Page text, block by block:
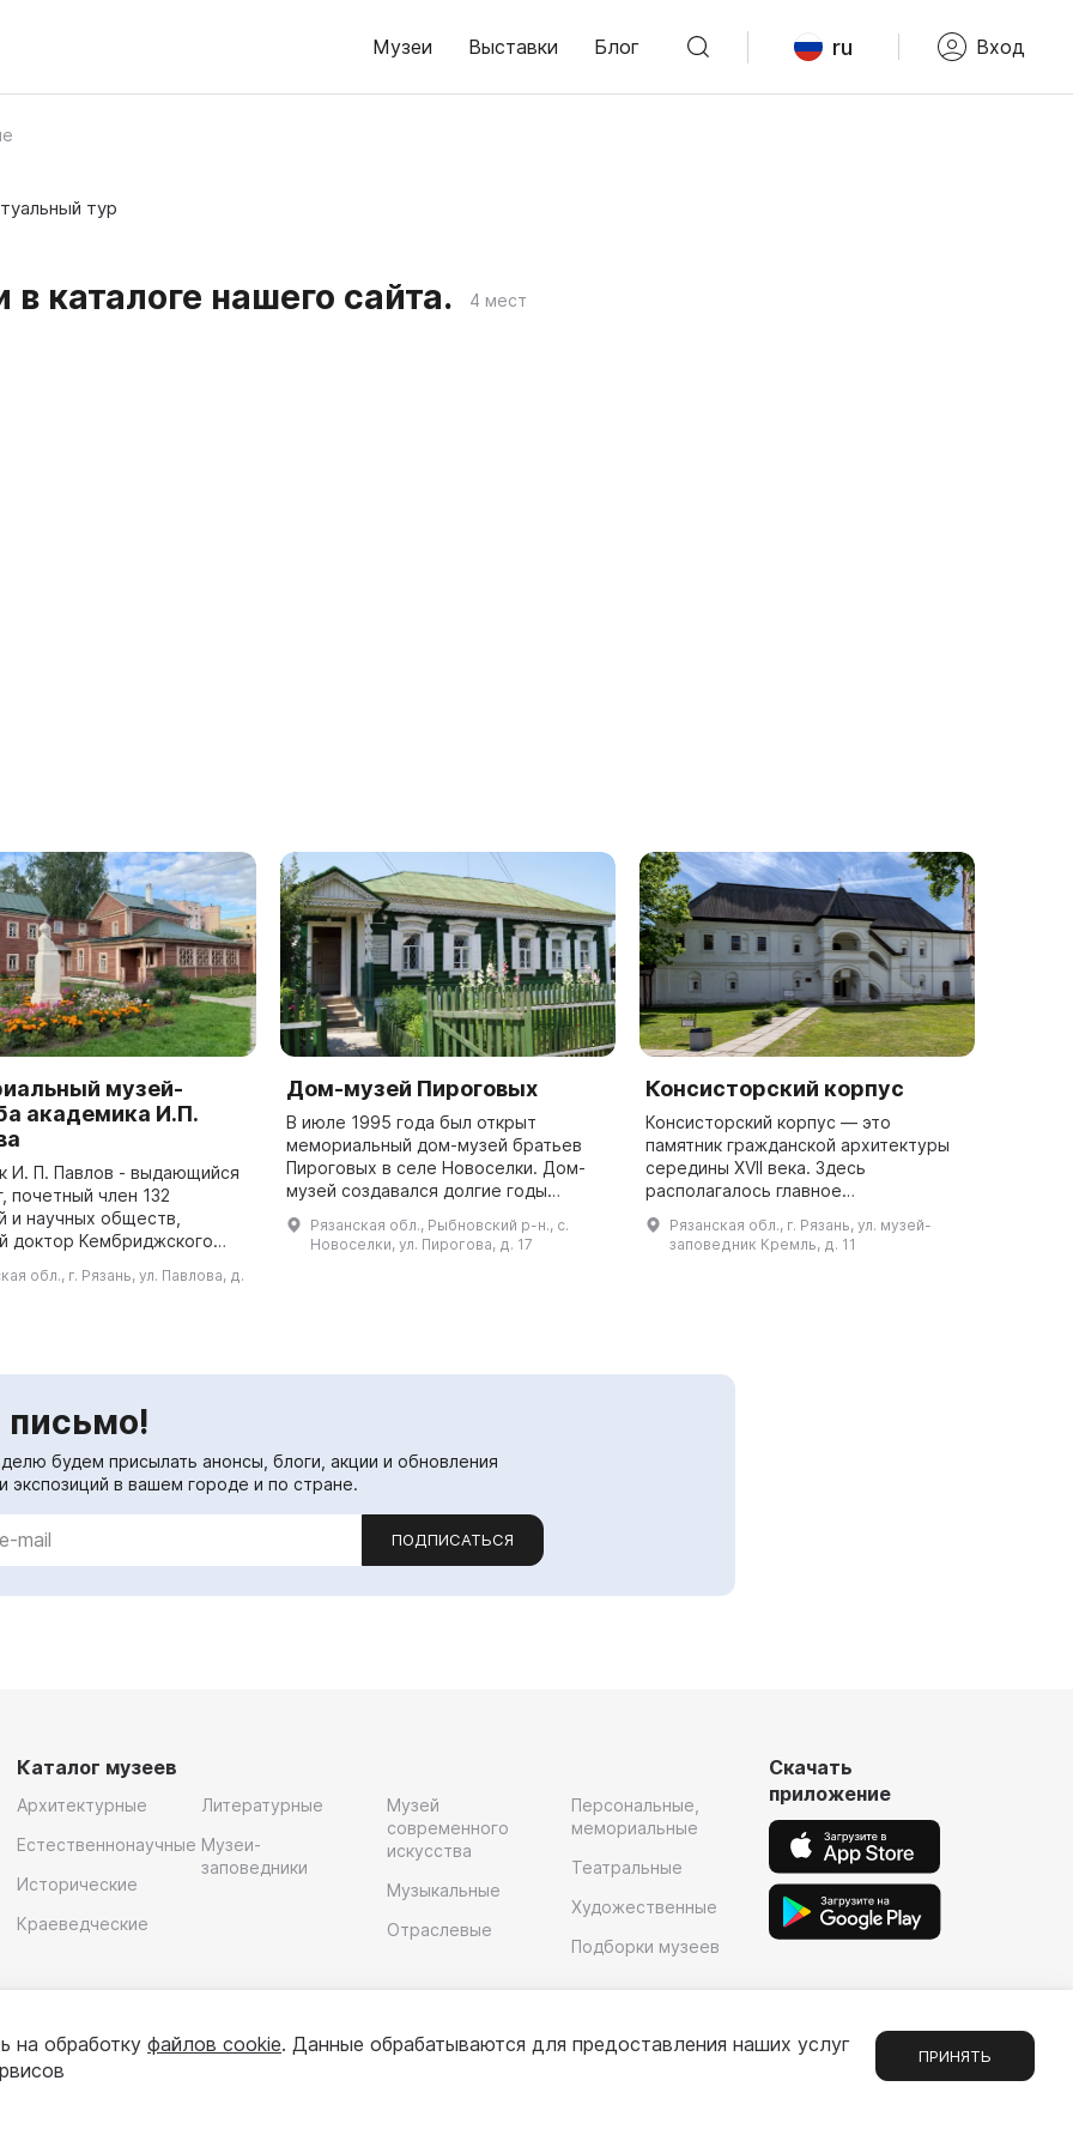
Музеи Выставки Блог ru Вход
тур
каталоге нашего сайта. 4 мест
музей-
академика И.П.
И. П. Павлов - выдающийся
почетный член 132
и научных обществ,
доктор Кембриджского
премии (1904
обл., г. Рязань, ул. Павлова, д.
Дом-музей Пироговых
В июле 1995 года был открыт
мемориальный дом-музей братьев
Пироговых в селе Новоселки. Дом-
музей создавался долгие годы
благодаря преданности людей,
желающих сохранить и передать
потомкам историю родн...
Рязанская обл., Рыбновский р-н., с.
Новоселки, ул. Пирогова, д. 17
Консисторский корпус
Консисторский корпус — это
памятник гражданской архитектуры
середины XVII века. Здесь
располагалось главное
административное учреждение
епархии, а также церковный архив и
судебная палата. В здании мож...
Рязанская обл., г. Рязань, ул. музей-
заповедник Кремль, д. 11
будем присылать анонсы, блоги, акции и обновления
экспозиций в вашем городе и по стране.
ПОДПИСАТЬСЯ
Каталог музеев
Архитектурные
Естественнонаучные
Исторические
Краеведческие
Литературные
Музеи-
заповедники
Музей
современного
искусства
Музыкальные
Отраслевые
Персональные,
мемориальные
Театральные
Художественные
Подборки музеев
Скачать
приложение
на обработку файлов cookie. Данные обрабатываются для предоставления наших услуг
ПРИНЯТЬ